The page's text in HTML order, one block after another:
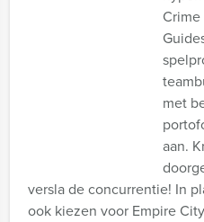
met
aan.
versla de concurrentie! In
ook kiezen voor Empire